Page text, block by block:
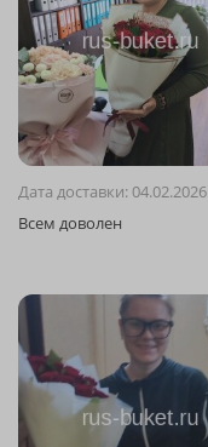
Дата доставки: 04.02.2026